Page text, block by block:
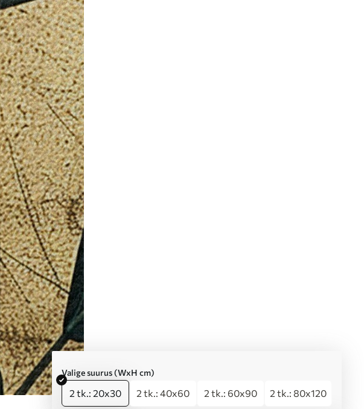
Valige suurus (WxH cm)
2 tk.: 20x30 2 tk.: 40x60 2 tk.: 60x90 2 tk.: 80x120